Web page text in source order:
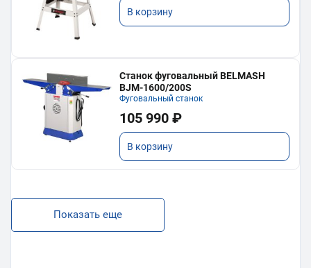
В корзину
Станок фуговальный BELMASH
BJM-1600/200S
Фуговальный станок
105 990 ₽
В корзину
Показать еще